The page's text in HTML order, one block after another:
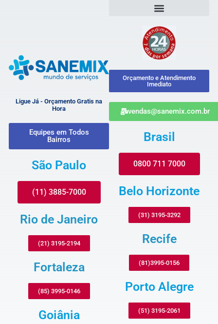
Ligue Já - Orçamento Gratis na
Hora
Equipes em Todos
Bairros
São Paulo
(11) 3885-7000
Rio de Janeiro
(21) 3195-2194
Fortaleza
(85) 3995-0146
Goiânia
Orçamento e Atendimento
Imediato
vendas@sanemix.com.br
Brasil
0800 711 7000
Belo Horizonte
(31) 3195-3292
Recife
(81)3995-0156
Porto Alegre
(51) 3195-2061